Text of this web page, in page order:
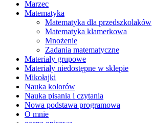
Marzec
Matematyka
Matematyka dla przedszkolaków
Matematyka klamerkowa
Mnożenie
Zadania matematyczne
Materiały grupowe
Materiały niedostępne w sklepie
Mikołajki
Nauka kolorów
Nauka pisania i czytania
Nowa podstawa programowa
O mnie